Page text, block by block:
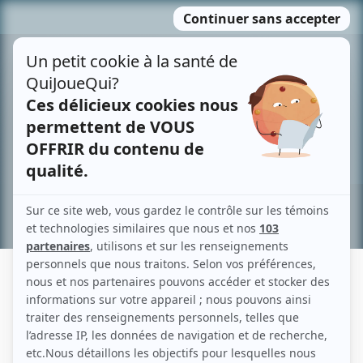
MENU
contenu
Recherche avancée »
CLAUDE GENSAC
Liens
Fiche de Claude Gensac sur Showbizz.net